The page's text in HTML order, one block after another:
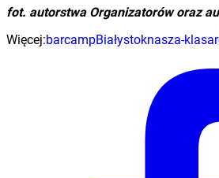
fot. autorstwa Organizatorów oraz
Więcej:barcampBiałystoknasza-klasa